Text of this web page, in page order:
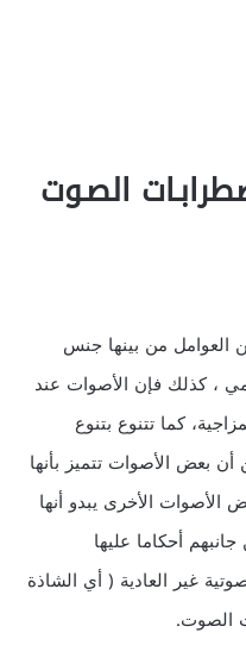
الصـوت
العوامل من بينها جنس
، كذلك فإن الأصوات عند
كما تتنوع بتنوع
بعض الأصوات تتميز بأنها
الأخرى يبدو أنها
أحكاما عليها
غير العادية ( أي الشاذة
الصوت.